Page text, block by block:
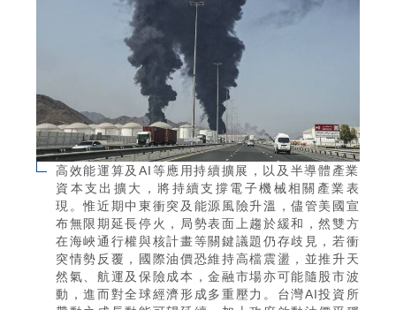
高效能運算及AI等應用持續擴展，以及半導體產業
資本支出擴大，將持續支撐電子機械相關產業表
現。惟近期中東衝突及能源風險升溫，儘管美國宣
布無限期延長停火，局勢表面上趨於緩和，然雙方
在海峽通行權與核計畫等關鍵議題仍存歧見，若衝
突情勢反覆，國際油價恐維持高檔震盪，並推升天
然氣、航運及保險成本，金融市場亦可能隨股市波
動，進而對全球經濟形成多重壓力。台灣AI投資所